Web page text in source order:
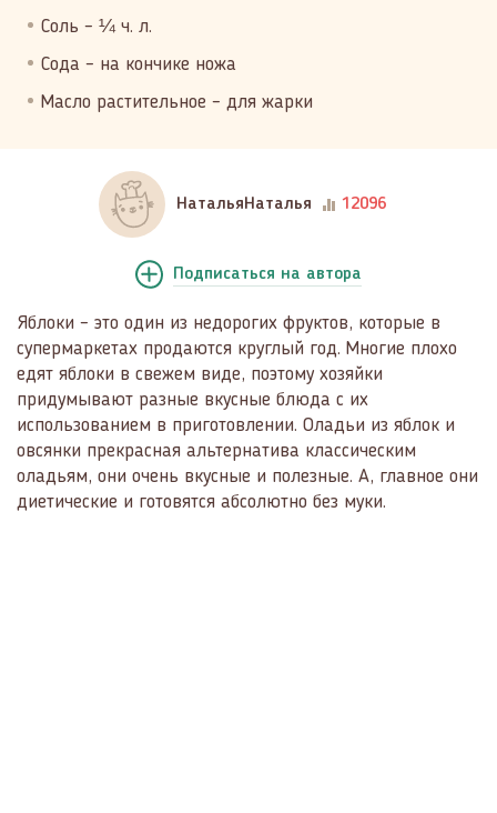
Соль – ¼ ч. л.
Сода – на кончике ножа
Масло растительное – для жарки
НатальяНаталья 12096
Подписаться на автора
Яблоки – это один из недорогих фруктов, которые в
супермаркетах продаются круглый год. Многие плохо
едят яблоки в свежем виде, поэтому хозяйки
придумывают разные вкусные блюда с их
использованием в приготовлении. Оладьи из яблок и
овсянки прекрасная альтернатива классическим
оладьям, они очень вкусные и полезные. А, главное они
диетические и готовятся абсолютно без муки.